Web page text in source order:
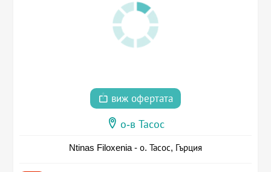
виж офертата
о-в Тасос
Ntinas Filoxenia - о. Тасос, Гърция